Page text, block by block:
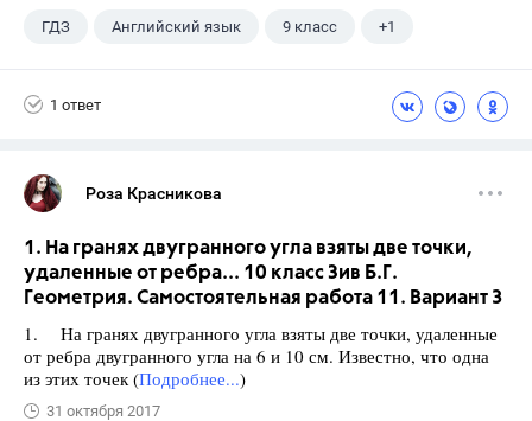
ГДЗ Английский язык 9 класс +1
1 ответ
Роза Красникова
1. На гранях двугранного угла взяты две точки,
удаленные от ребра... 10 класс Зив Б.Г.
Геометрия. Самостоятельная работа 11. Вариант 3
1. На гранях двугранного угла взяты две точки, удаленные
от ребра двугранного угла на 6 и 10 см. Известно, что одна
из этих точек (Подробнее...)
31 октября 2017